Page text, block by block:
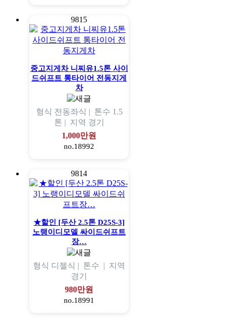
9815
중고지게차 니찌유1.5톤 사이
드쉬프트 통타이어 전동지게
차
형식 전동좌식 | 톤수 1.5
톤 | 지역 경기
1,000만원
no.18992
9814
★할인 [두산 2.5톤 D25S-3]
노랭이디모델 싸이드쉬프트
장…
형식 디젤식 | 톤수 | 지역
경기
980만원
no.18991